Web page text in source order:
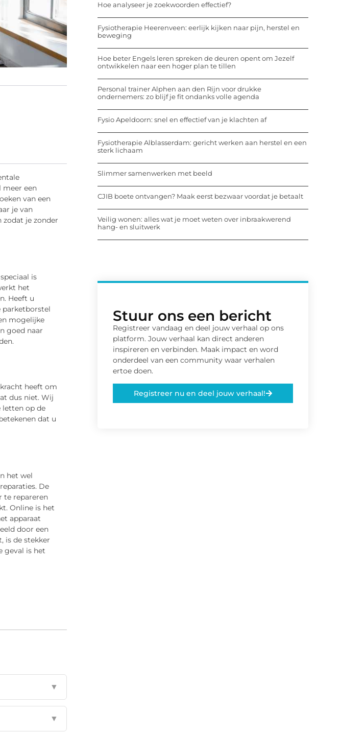
meer een
van een
je van
je zonder
is
het
Heeft u
parketborstel
mogelijke
goed naar
heeft om
dus niet. Wij
letten op de
dat u
het wel
De
te repareren
Online is het
apparaat
door een
is de stekker
geval is het
▼
▼
Hoe analyseer je zoekwoorden effectief?
Fysiotherapie Heerenveen: eerlijk kijken naar pijn, herstel en
beweging
Hoe beter Engels leren spreken de deuren opent om Jezelf
ontwikkelen naar een hoger plan te tillen
Personal trainer Alphen aan den Rijn voor drukke
ondernemers: zo blijf je fit ondanks volle agenda
Fysio Apeldoorn: snel en effectief van je klachten af
Fysiotherapie Alblasserdam: gericht werken aan herstel en een
sterk lichaam
Slimmer samenwerken met beeld
CJIB boete ontvangen? Maak eerst bezwaar voordat je betaalt
Veilig wonen: alles wat je moet weten over inbraakwerend
hang- en sluitwerk
Stuur ons een bericht
Registreer vandaag en deel jouw verhaal op ons
platform. Jouw verhaal kan direct anderen
inspireren en verbinden. Maak impact en word
onderdeel van een community waar verhalen
ertoe doen.
Registreer nu en deel jouw verhaal!